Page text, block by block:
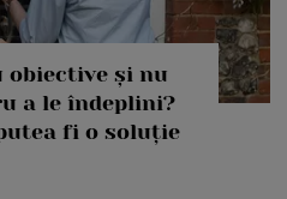
și nu
a le îndeplini?
fi o soluție